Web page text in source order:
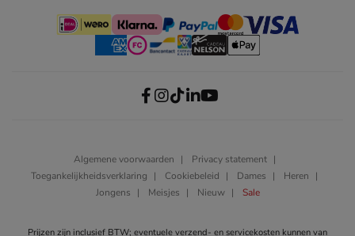
Algemene voorwaarden
Privacy statement
Toegankelijkheidsverklaring
Cookiebeleid Dames
Heren
Jongens
Meisjes Nieuw Sale
Prijzen zijn inclusief BTW; eventuele verzend- en servicekosten kunnen van